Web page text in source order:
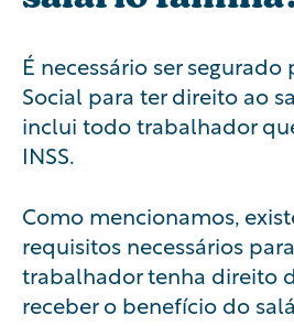
É necessário ser
Social para ter direito ao
inclui todo trabalhador
INSS.
Como mencionamos,
requisitos necessários
trabalhador tenha direito
receber o benefício do